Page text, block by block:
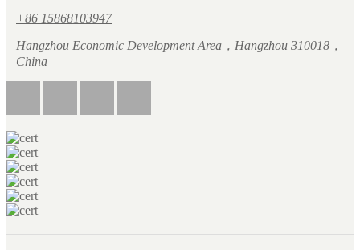
+86 15868103947
Hangzhou Economic Development Area，Hangzhou 310018，
China